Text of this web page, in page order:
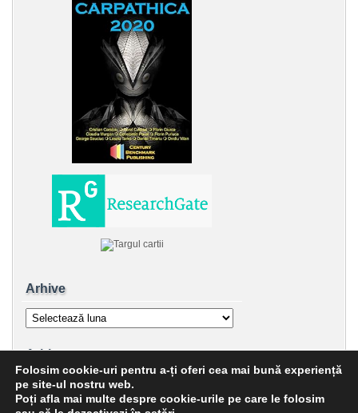
Arhive
Arhive
Arhive
Arhive
Folosim cookie-uri pentru a-ți oferi cea mai bună experiență
pe site-ul nostru web.
Poți afla mai multe despre cookie-urile pe care le folosim